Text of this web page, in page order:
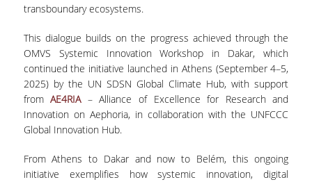
ΘΕΜΑΤΙΚΕΣ ΕΝΟΤΗΤΕΣ
ΑΙΤΗΣΕΙΣ
ΜΕΤΑΠΤΥΧΙΑΚΑ ΠΡΟΓΡΑΜΜΑΤΑ
ΠΜΣ ΟΙΚΟΝΟΜΙΚΑ ΚΑΙ ΔΙΚΑΙΟ ΣΤΙΣ
ΔΙΑΤΡΙΒΕΣ ΦΟΙΤΗΤΩΝ
transboundary ecosystems.
This dialogue builds on the progress achieved through the
OMVS Systemic Innovation Workshop in Dakar, which
continued the initiative launched in Athens (September 4–5,
2025) by the UN SDSN Global Climate Hub, with support
fromAE4RIA– Alliance of Excellence for Research and
Innovation on Αephoria, in collaboration with the UNFCCC
Global Innovation Hub.
From Athens to Dakar and now to Belém, this ongoing
initiative exemplifies how systemic innovation, digital